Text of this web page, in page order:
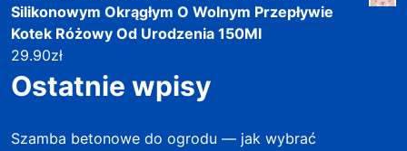
Silikonowym Okrągłym O Wolnym Przepływie
Kotek Różowy Od Urodzenia 150Ml
29.90zł
Ostatnie wpisy
Szamba betonowe do ogrodu — jak wybrać